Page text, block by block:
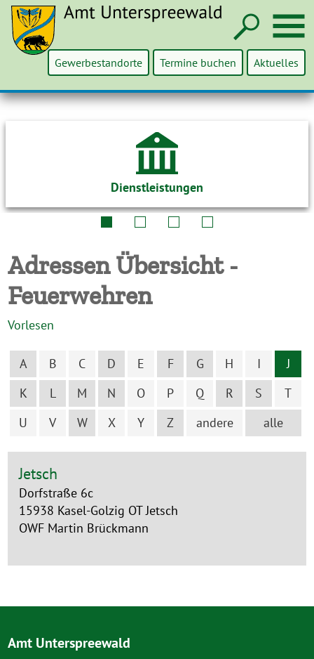
Gewerbestandorte Termine buchen Aktuelles
Dienstleistungen
Adressen Übersicht -
Feuerwehren
Vorlesen
alle
A B C D E F G H I
J
K
L M N O P Q R S
T
U
V W X Y Z andere
Jetsch
Dorfstraße 6c
15938 Kasel-Golzig OT Jetsch
OWF Martin Brückmann
Amt Unterspreewald